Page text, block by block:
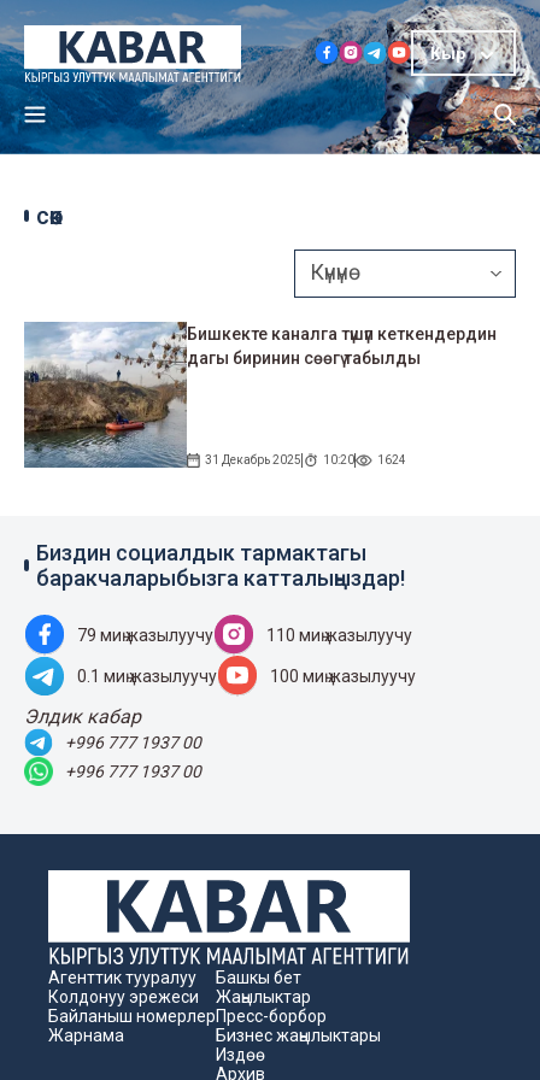
Кыр
сөөк
Бишкекте каналга түшүп кеткендердин
дагы биринин сөөгү табылды
31 Декабрь 2025 10:20 1624
Биздин социалдык тармактагы
баракчаларыбызга катталыңыздар!
79 миң жазылуучу 110 миң жазылуучу
0.1 миң жазылуучу 100 миң жазылуучу
Элдик кабар
+996 777 1937 00
+996 777 1937 00
Агенттик тууралуу
Колдонуу эрежеси
Байланыш номерлер
Жарнама
Башкы бет
Жаңылыктар
Пресс-борбор
Бизнес жаңылыктары
Издөө
Архив